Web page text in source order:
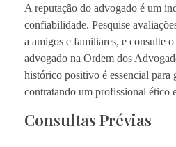
A reputação do advogado é um
confiabilidade. Pesquise
a amigos e familiares, e consulte
advogado na Ordem dos
histórico positivo é essencial para
contratando um profissional ético
Consultas Prévias